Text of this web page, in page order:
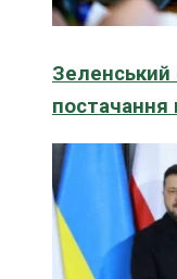
Зеленський
постачання